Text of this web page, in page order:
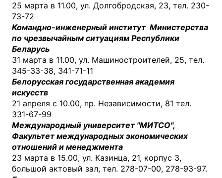
25 марта в 11.00, ул. Долгобродская, 23, тел. 230-
73-72
Командно-инженерный институт Министерства
по чрезвычайным ситуациям Республики
Беларусь
31 марта в 11.00, ул. Машиностроителей, 25, тел.
345-33-38, 341-71-11
Белорусская государственная академия
искусств
21 апреля с 10.00, пр. Независимости, 81 тел.
331-67-99
Международный университет "МИТСО",
Факультет международных экономических
отношений и менеджмента
23 марта в 15.00, ул. Казинца, 21, корпус 3,
большой актовый зал, тел. 278-07-00, 278-93-97.